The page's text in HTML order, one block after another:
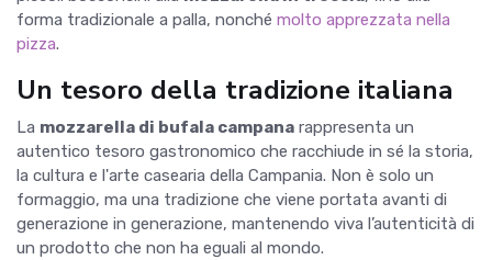
forma tradizionale a palla, nonché molto apprezzata nella
pizza.
Un tesoro della tradizione italiana
La mozzarella di bufala campana rappresenta un
autentico tesoro gastronomico che racchiude in sé la storia,
la cultura e l'arte casearia della Campania. Non è solo un
formaggio, ma una tradizione che viene portata avanti di
generazione in generazione, mantenendo viva l’autenticità di
un prodotto che non ha eguali al mondo.